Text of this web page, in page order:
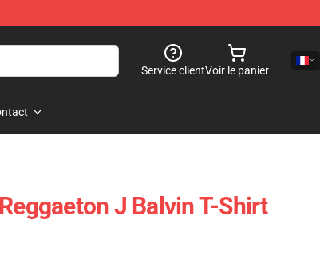
Service clientVoir le panier
J Balvin T-Shirt